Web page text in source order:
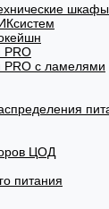
шкафы
с ламелями
ЦОД
питания